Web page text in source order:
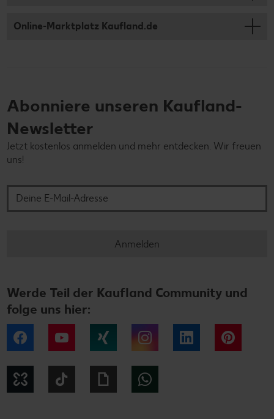
Online-Marktplatz Kaufland.de
Abonniere unseren Kaufland-
Newsletter
Jetzt kostenlos anmelden und mehr entdecken. Wir freuen
uns!
Anmelden
Werde Teil der Kaufland Community und
folge uns hier:
Facebook YouTube Instagram LinkedIn
Kununu Giphy